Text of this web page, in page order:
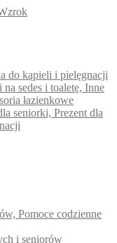
do kąpieli i pielęgnacji
sedes i toaletę, Inne
łazienkowe
seniorki, Prezent dla
Pomoce codzienne
i seniorów